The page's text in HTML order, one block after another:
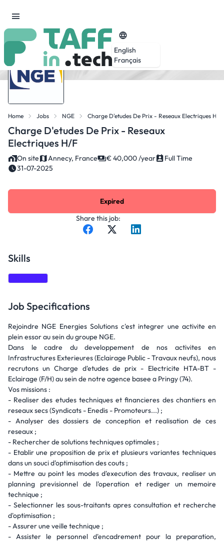
English
Français
Home Jobs NGE Charge D'etudes De Prix - Reseaux Electriques H/F
Charge D'etudes De Prix - Reseaux
Electriques H/F
On site Annecy, France € 40,000 /year
Full Time
31-07-2025
Share this job:
Expired
Skills
Job Specifications
Rejoindre NGE Energies Solutions c'est integrer une activite en
plein essor au sein du groupe NGE.
Dans le cadre du developpement de nos activites en
Infrastructures Exterieures (Eclairage Public - Travaux neufs), nous
recrutons un Charge d'etudes de prix - Electricite HTA-BT -
Eclairage (F/H) au sein de notre agence basee a Pringy (74).
Vos missions :
- Realiser des etudes techniques et financieres des chantiers en
reseaux secs (Syndicats - Enedis - Promoteurs...) ;
- Analyser des dossiers de conception et realisation de ces
reseaux ;
- Rechercher de solutions techniques optimales ;
- Etablir une proposition de prix et plusieurs variantes techniques
dans un souci d'optimisation des couts ;
- Mettre au point les modes d'execution des travaux, realiser un
planning previsionnel de l'operation et rediger un memoire
technique ;
- Selectionner les sous-traitants apres consultation et recherche
d'optimisation ;
- Assurer une veille technique ;
- Assister le personnel d'encadrement pour la preparation,